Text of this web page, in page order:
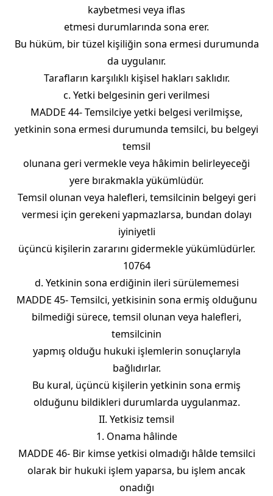
kaybetmesi veya iflas
etmesi durumlarında sona erer.
Bu hüküm, bir tüzel kişiliğin sona ermesi durumunda
da uygulanır.
Tarafların karşılıklı kişisel hakları saklıdır.
c. Yetki belgesinin geri verilmesi
MADDE 44- Temsilciye yetki belgesi verilmişse,
yetkinin sona ermesi durumunda temsilci, bu belgeyi
temsil
olunana geri vermekle veya hâkimin belirleyeceği
yere bırakmakla yükümlüdür.
Temsil olunan veya halefleri, temsilcinin belgeyi geri
vermesi için gerekeni yapmazlarsa, bundan dolayı
iyiniyetli
üçüncü kişilerin zararını gidermekle yükümlüdürler.
10764
d. Yetkinin sona erdiğinin ileri sürülememesi
MADDE 45- Temsilci, yetkisinin sona ermiş olduğunu
bilmediği sürece, temsil olunan veya halefleri,
temsilcinin
yapmış olduğu hukuki işlemlerin sonuçlarıyla
bağlıdırlar.
Bu kural, üçüncü kişilerin yetkinin sona ermiş
olduğunu bildikleri durumlarda uygulanmaz.
II. Yetkisiz temsil
1. Onama hâlinde
MADDE 46- Bir kimse yetkisi olmadığı hâlde temsilci
olarak bir hukuki işlem yaparsa, bu işlem ancak
onadığı